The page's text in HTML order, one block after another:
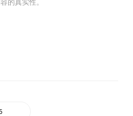
的真实性。